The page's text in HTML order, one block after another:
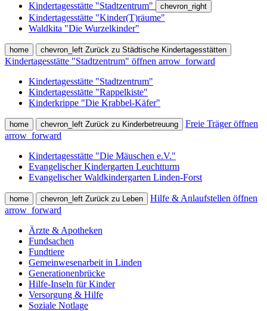
Kindertagesstätte "Stadtzentrum"
chevron_right
Kindertagesstätte "Kinder(T)räume"
Waldkita "Die Wurzelkinder"
home chevron_left Zurück zu Städtische Kindertagesstätten
Kindertagesstätte "Stadtzentrum" öffnen arrow_forward
Kindertagesstätte "Stadtzentrum"
Kindertagesstätte "Rappelkiste"
Kinderkrippe "Die Krabbel-Käfer"
home chevron_left Zurück zu Kinderbetreuung
Freie Träger öffnen
arrow_forward
Kindertagesstätte "Die Mäuschen e.V."
Evangelischer Kindergarten Leuchtturm
Evangelischer Waldkindergarten Linden-Forst
home chevron_left Zurück zu Leben
Hilfe & Anlaufstellen öffnen
arrow_forward
Ärzte & Apotheken
Fundsachen
Fundtiere
Gemeinwesenarbeit in Linden
Generationenbrücke
Hilfe-Inseln für Kinder
Versorgung & Hilfe
Soziale Notlage